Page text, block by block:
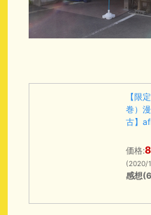
【限
巻）
古】
価格:
(2020/
感想